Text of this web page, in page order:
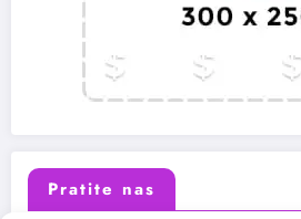
Pratite nas